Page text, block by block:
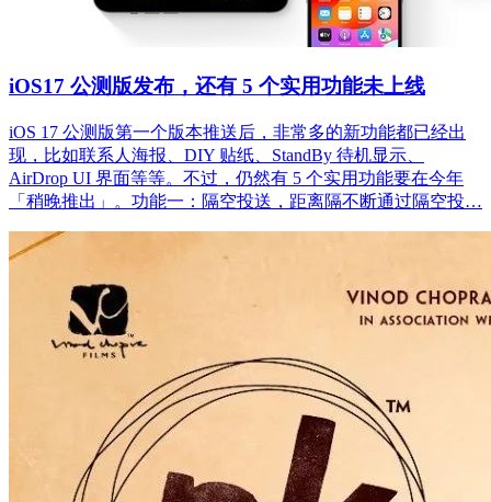
iOS17 公测版发布，还有 5 个实用功能未上线
iOS 17 公测版第一个版本推送后，非常多的新功能都已经出
现，比如联系人海报、DIY 贴纸、StandBy 待机显示、
AirDrop UI 界面等等。不过，仍然有 5 个实用功能要在今年
「稍晚推出」。功能一：隔空投送，距离隔不断通过隔空投…